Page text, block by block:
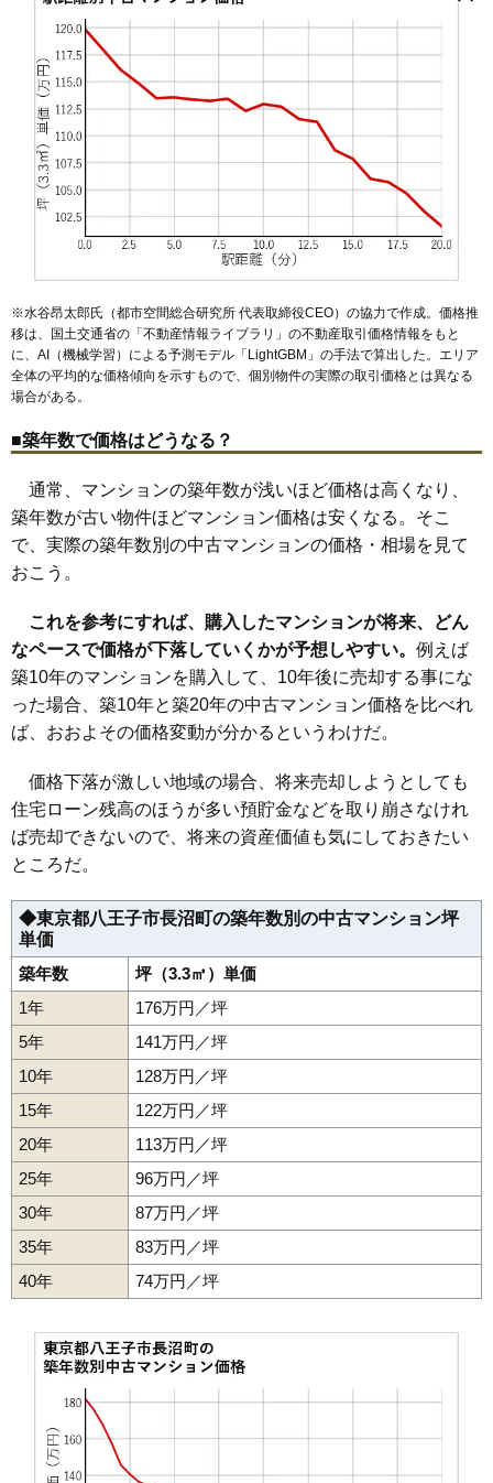
59 中野上町 94万円 84.1%
61 初沢町
62 寺田町 92万円
63 散田町 84万円 1,586万円
64 鹿島 83万円 1,323万円
65
66万円
※水谷昂太郎氏（都市空間総合研究所 代表取締役CEO）の協力で作成。価格推
移は、国土交通省の「不動産情報ライブラリ 」の不動産取引価格情報をもと
に、AI（機械学習）による予測モデル「LightGBM」の手法で算出した。エリア
全体の平均的な価格傾向を示すもので、個別物件の実際の取引価格とは異なる
場合がある。
■築年数で価格はどうなる？
通常、マンションの築年数が浅いほど価格は高くなり、
築年数が古い物件ほどマンション価格は安くなる。そこ
で、実際の築年数別の中古マンションの価格・相場を見て
おこう。
これを参考にすれば、購入したマンションが将来、どん
なペースで価格が下落していくかが予想しやすい。 例えば
築10年のマンションを購入して、10年後に売却する事にな
った場合、築10年と築20年の中古マンション価格を比べれ
ば、おおよその価格変動が分かるというわけだ。
価格下落が激しい地域の場合、将来売却しようとしても
住宅ローン残高のほうが多い預貯金などを取り崩さなけれ
ば売却できないので、将来の資産価値も気にしておきたい
ところだ。
◆東京都八王子市長沼町の築年数別の中古マンション坪
単価
築年数
坪（3.3㎡）単価
1年
176万円／坪
5年
141万円／坪
10年
128万円／坪
15年
122万円／坪
20年
113万円／坪
25年
96万円／坪
30年
87万円／坪
35年
83万円／坪
40年
74万円／坪
高尾町 高倉町 寺田町 寺町 中町 長沼町 中野上町
中野山王
七国並木町
日吉町別所堀之内本町松が谷松木三崎町緑町南大沢南町
みなみ野
明神町
鑓水八日町横川町横山町四谷町万町
北八王子駅
小宮駅 長沼駅 北野駅 京王八王子駅
京王堀之内駅
南大沢駅
大塚・帝京大学駅中央大学・明星大学駅